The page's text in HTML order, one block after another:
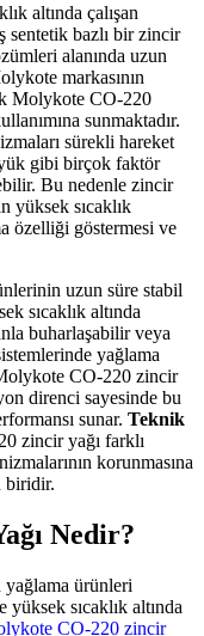
altında çalışan
bazlı bir zincir
alanında uzun
markasının
Molykote CO-220
sunmaktadır.
sürekli hareket
yük gibi birçok faktör
Bu nedenle zincir
yüksek sıcaklık
özelliği göstermesi ve
uzun süre stabil
sıcaklık altında
buharlaşabilir veya
yağlama
CO-220 zincir
direnci sayesinde bu
sunar. Teknik
zincir yağı farklı
korunmasına
biridir.
Nedir?
ürünleri
sıcaklık altında
CO-220 zincir